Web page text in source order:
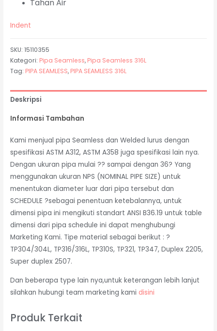
Tahan Air
Indent
SKU:15110355
Kategori: Pipa Seamless, Pipa Seamless 316L
Tag: PIPA SEAMLESS, PIPA SEAMLESS 316L
Deskripsi
Informasi Tambahan
Kami menjual pipa Seamless dan Welded lurus dengan
spesifikasi ASTM A312, ASTM A358 juga spesifikasi lain nya.
Dengan ukuran pipa mulai ?? sampai dengan 36? Yang
menggunakan ukuran NPS (NOMINAL PIPE SIZE) untuk
menentukan diameter luar dari pipa tersebut dan
SCHEDULE ?sebagai penentuan ketebalannya, untuk
dimensi pipa ini mengikuti standart ANSI B36.19 untuk table
dimensi dari pipa schedule ini dapat menghubungi
Marketing Kami. Tipe material sebagai berikut : ?
TP304/304L, TP316/316L, TP310S, TP321, TP347, Duplex 2205,
Super duplex 2507.
Dan beberapa type lain nya,untuk keterangan lebih lanjut
silahkan hubungi team marketing kami disini
Produk Terkait